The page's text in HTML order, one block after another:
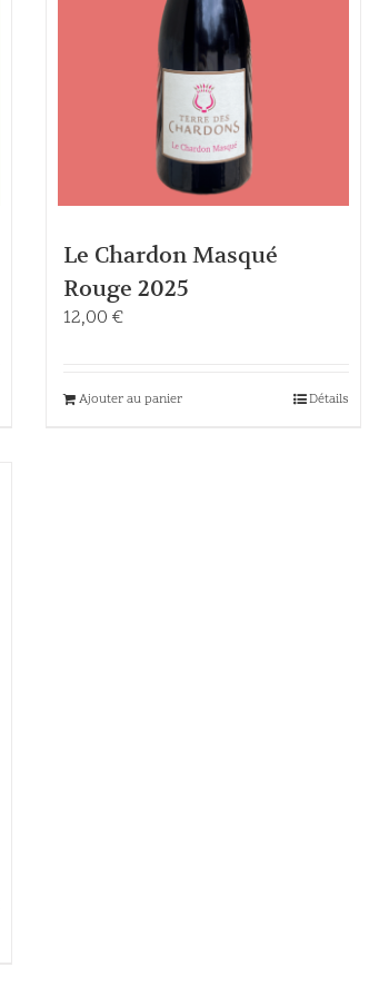
Le Chardon Masqué
Rouge 2025
12,00 €
Ajouter au panier Détails